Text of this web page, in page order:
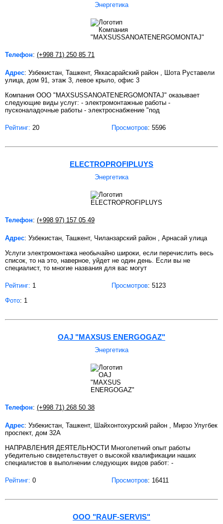
Энергетика
Телефон: (+998 71) 250 85 71
Адрес: Узбекистан, Ташкент, Яккасарайский район , Шота Руставели
улица, дом 91, этаж 3, левое крыло, офис 3
Компания ООО "MAXSUSSANOATENERGOMONTAJ" оказывает
следующие виды услуг: - электромонтажные работы -
пусконаладочные работы - электроснабжение "под
Рейтинг: 20 Просмотров: 5596
ELECTROPROFIPLUYS
Энергетика
Телефон: (+998 97) 157 05 49
Адрес: Узбекистан, Ташкент, Чиланзарский район , Арнасай улица
Услуги электромонтажа необычайно широки, если перечислить весь
список, то на это, наверное, уйдет не один день. Если вы не
специалист, то многие названия для вас могут
Рейтинг: 1 Просмотров: 5123
Фото: 1
OAJ "MAXSUS ENERGOGAZ"
Энергетика
Телефон: (+998 71) 268 50 38
Адрес: Узбекистан, Ташкент, Шайхонтохурский район , Мирзо Улугбек
проспект, дом 32А
НАПРАВЛЕНИЯ ДЕЯТЕЛЬНОСТИ Многолетний опыт работы
убедительно свидетельствует о высокой квалификации наших
специалистов в выполнении следующих видов работ: -
Рейтинг: 0 Просмотров: 16411
ООО "RAUF-SERVIS"